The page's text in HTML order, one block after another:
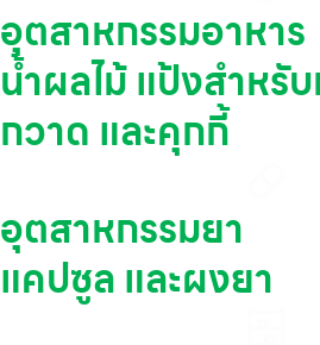
อุตสาหกรรมอาหาร
น้ำผลไม้ แป้งสำหรั
กวาด และคุกกี้
อุตสาหกรรมยา
แคปซูล และผงยา